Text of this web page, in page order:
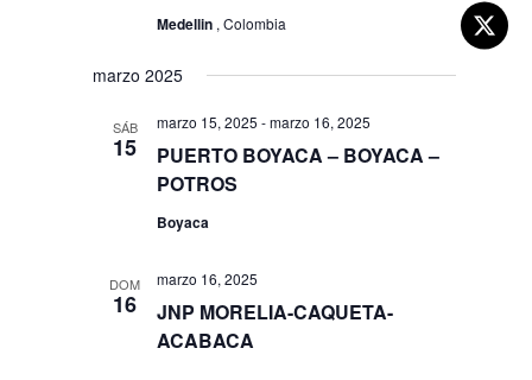
Medellin , Colombia
marzo 2025
SÁB
15
PUERTO BOYACA – BOYACA –
POTROS
marzo 15, 2025 -marzo 16, 2025
Boyaca
DOM
16
JNP MORELIA-CAQUETA-
ACABACA
marzo 16, 2025